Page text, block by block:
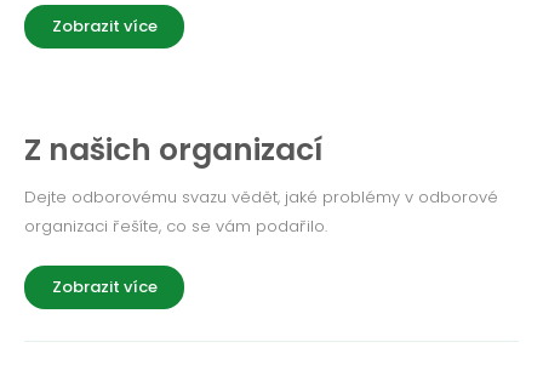
Zobrazit více
Z našich organizací
Dejte odborovému svazu vědět, jaké problémy v odborové
organizaci řešíte, co se vám podařilo.
Zobrazit více